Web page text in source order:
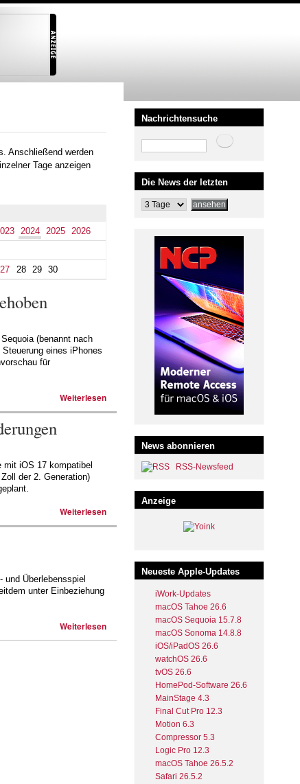
Anschließend werden
Tage anzeigen
2024 2025
2026
27 28 29 30
(benannt nach
eines iPhones
für
Weiterlesen
iOS 17 kompatibel
der 2. Generation)
Weiterlesen
Überlebensspiel
unter Einbeziehung
Weiterlesen
Nachrichtensuche
Suche
Die News der letzten
News abonnieren
RSS-Newsfeed
Anzeige
Neueste Apple-Updates
iWork-Updates
macOS Tahoe 26.6
macOS Sequoia 15.7.8
macOS Sonoma 14.8.8
iOS/iPadOS 26.6
watchOS 26.6
tvOS 26.6
HomePod-Software 26.6
MainStage 4.3
Final Cut Pro 12.3
Motion 6.3
Compressor 5.3
Logic Pro 12.3
macOS Tahoe 26.5.2
Safari 26.5.2